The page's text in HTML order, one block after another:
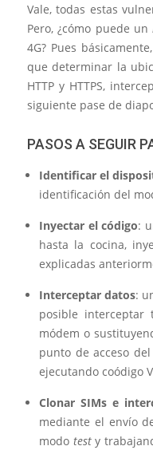
Vale, todas estas
Pero, ¿cómo puede un
4G? Pues
que determinar la
HTTP y HTTPS,
siguiente pase de
PASOS A SEGUIR
Identificar el
identificación del
Inyectar el código:
hasta la cocina,
explicadas
Interceptar datos:
posible interceptar
módem o
punto de acceso
ejecutando coódigo
Clonar SIMs e
mediante el envío
modo testy